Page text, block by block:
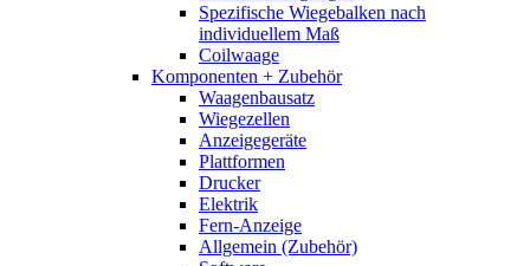
Spezifische Wiegebalken nach
individuellem Maß
Coilwaage
Komponenten + Zubehör
Waagenbausatz
Wiegezellen
Anzeigegeräte
Plattformen
Drucker
Elektrik
Fern-Anzeige
Allgemein (Zubehör)